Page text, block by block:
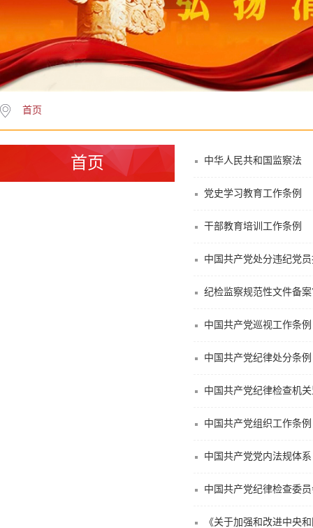
首页
首页 中华人民共和国监察法
党史学习教育工作条例
干部教育培训工作条例
中国共产党处分违纪党
纪检监察规范性文件备
中国共产党巡视工作条例
中国共产党纪律处分条例
中国共产党纪律检查机
中国共产党组织工作条例
中国共产党党内法规体系
中国共产党纪律检查委
《关于加强和改进中央